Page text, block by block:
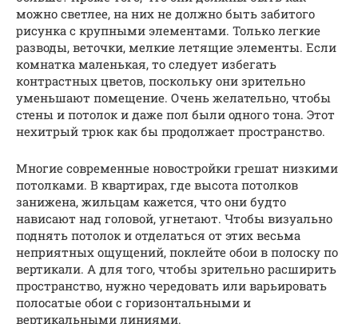
можно светлее, на них не должно быть забитого
рисунка с крупными элементами. Только легкие
разводы, веточки, мелкие летящие элементы. Если
комнатка маленькая, то следует избегать
контрастных цветов, поскольку они зрительно
уменьшают помещение. Очень желательно, чтобы
стены и потолок и даже пол были одного тона. Этот
нехитрый трюк как бы продолжает пространство.
Многие современные новостройки грешат низкими
потолками. В квартирах, где высота потолков
занижена, жильцам кажется, что они будто
нависают над головой, угнетают. Чтобы визуально
поднять потолок и отделаться от этих весьма
неприятных ощущений, поклейте обои в полоску по
вертикали. А для того, чтобы зрительно расширить
пространство, нужно чередовать или варьировать
полосатые обои с горизонтальными и
вертикальными линиями.